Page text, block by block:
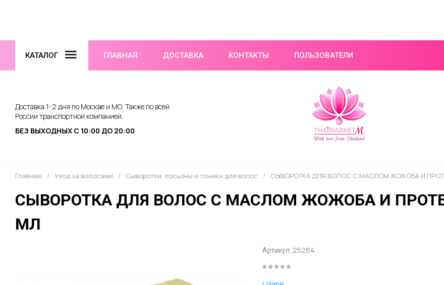
КАТАЛОГ ГЛАВНАЯ ДОСТАВКА КОНТАКТЫ ПОЛЬЗОВАТЕЛИ
Доставка 1-2 дня по Москве и МО. Также по всей
России транспортной компанией.
БЕЗ ВЫХОДНЫХ С 10:00 ДО 20:00
Главная / Уход за волосами / Сыворотки, лосьоны и тоники для волос / СЫВОРОТКА ДЛЯ ВОЛОС C МАСЛОМ ЖОЖОБА И
СЫВОРОТКА ДЛЯ ВОЛОС C МАСЛОМ ЖОЖОБА И
МЛ
Артикул: 25264